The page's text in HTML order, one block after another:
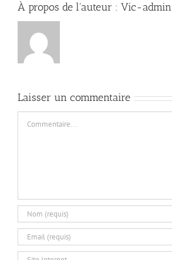
À propos de l'auteur : Vic-admin
Laisser un commentaire